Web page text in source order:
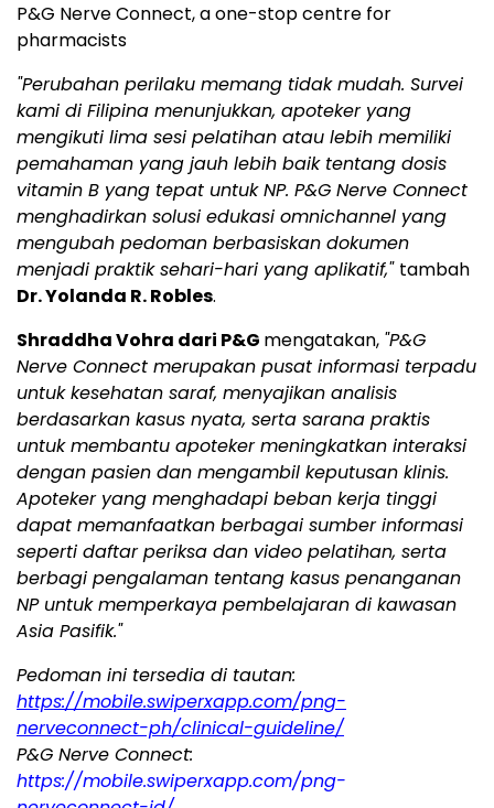
P&G Nerve Connect, a one-stop centre for
pharmacists
"Perubahan perilaku memang tidak mudah. Survei
kami di Filipina menunjukkan, apoteker yang
mengikuti lima sesi pelatihan atau lebih memiliki
pemahaman yang jauh lebih baik tentang dosis
vitamin B yang tepat untuk NP. P&G Nerve Connect
menghadirkan solusi edukasi omnichannel yang
mengubah pedoman berbasiskan dokumen
menjadi praktik sehari-hari yang aplikatif," tambah
Dr. Yolanda R. Robles.
Shraddha Vohra dari P&G mengatakan, "P&G
Nerve Connect merupakan pusat informasi terpadu
untuk kesehatan saraf, menyajikan analisis
berdasarkan kasus nyata, serta sarana praktis
untuk membantu apoteker meningkatkan interaksi
dengan pasien dan mengambil keputusan klinis.
Apoteker yang menghadapi beban kerja tinggi
dapat memanfaatkan berbagai sumber informasi
seperti daftar periksa dan video pelatihan, serta
berbagi pengalaman tentang kasus penanganan
NP untuk memperkaya pembelajaran di kawasan
Asia Pasifik."
Pedoman ini tersedia di tautan:
https://mobile.swiperxapp.com/png-
nerveconnect-ph/clinical-guideline/
P&G Nerve Connect:
https://mobile.swiperxapp.com/png-